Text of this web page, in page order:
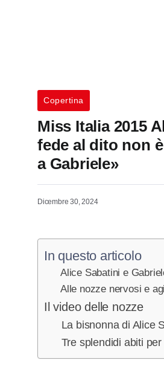
Copertina
Miss Italia 2015
fede al dito non
a Gabriele»
Dicembre 30, 2024
In questo articolo
Alice Sabatini e
Alle nozze nervosi e
Il video delle nozze
La bisnonna di Alice
Tre splendidi abiti